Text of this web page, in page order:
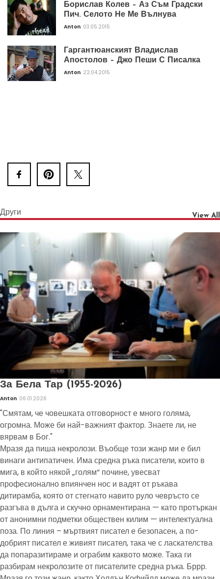
Борислав Колев – Аз Съм Градски
Пич. Селото Не Ме Вълнува
Anton 03.05.2015
Гаргантюанският Владислав
Апостолов – Джо Пеши С Писалка
Anton 22.04.2015
Други View All
За Бела Тар (1955-2026)
Anton 06.01.2026
"Смятам, че човешката отговорност е много голяма,
огромна. Може би най-важният фактор. Знаете ли, не
вярвам в Бог."
Мразя да пиша некролози. Въобще този жанр ми е бил
винаги антипатичен. Има средна ръка писатели, които в
мига, в който някой „голям“ почине, увесват
професионално впиянчен нос и вадят от ръкава
дитирамба, която от стегнато навито руло чевръсто се
разгъва в дълга и скучно орнаментирана — като протъркан
от анонимни подметки обществен килим — интелектуална
поза. По линия – мъртвият писател е безопасен, а по-
добрият писател е живият писател, така че с ласкателства
да попаразитираме и ограбим каквото може. Така ги
разбирам некролозите от писателите средна ръка. Бррр.